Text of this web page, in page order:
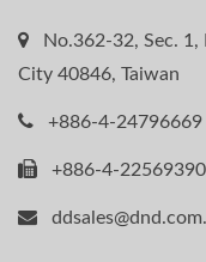
No.362-32, Sec. 1,
City 40846, Taiwan
+886-4-24796669
+886-4-22569390